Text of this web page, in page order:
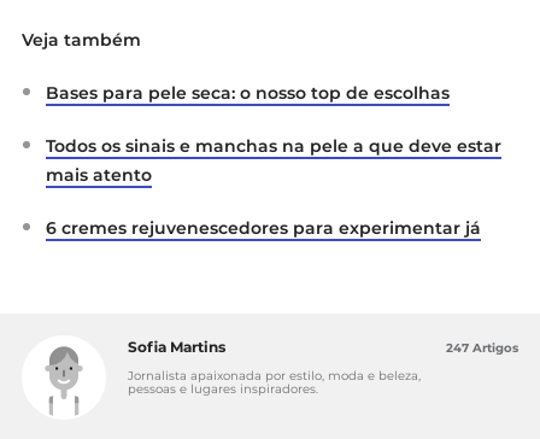
Veja também
Bases para pele seca: o nosso top de escolhas
Todos os sinais e manchas na pele a que deve estar
mais atento
6 cremes rejuvenescedores para experimentar já
Sofia Martins
Jornalista apaixonada por estilo, moda e beleza,
pessoas e lugares inspiradores.
247 Artigos